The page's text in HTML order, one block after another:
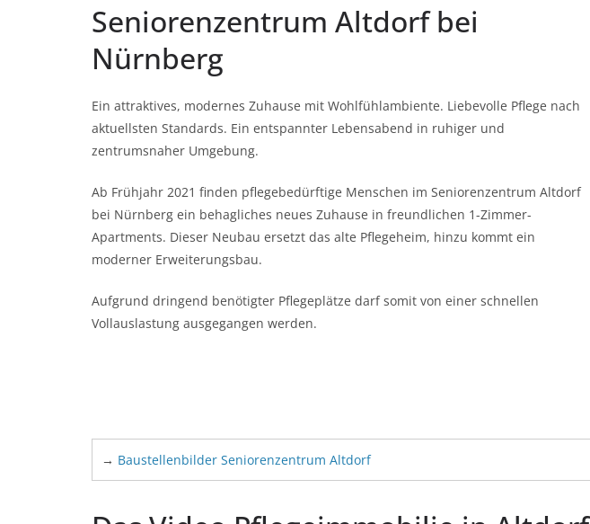
Seniorenzentrum Altdorf bei
Nürnberg
Ein attraktives, modernes Zuhause mit Wohlfühlambiente. Liebevolle Pflege nach
aktuellsten Standards. Ein entspannter Lebensabend in ruhiger und
zentrumsnaher Umgebung.
Ab Frühjahr 2021 finden pflegebedürftige Menschen im Seniorenzentrum Altdorf
bei Nürnberg ein behagliches neues Zuhause in freundlichen 1-Zimmer-
Apartments. Dieser Neubau ersetzt das alte Pflegeheim, hinzu kommt ein
moderner Erweiterungsbau.
Aufgrund dringend benötigter Pflegeplätze darf somit von einer schnellen
Vollauslastung ausgegangen werden.
→ Baustellenbilder Seniorenzentrum Altdorf